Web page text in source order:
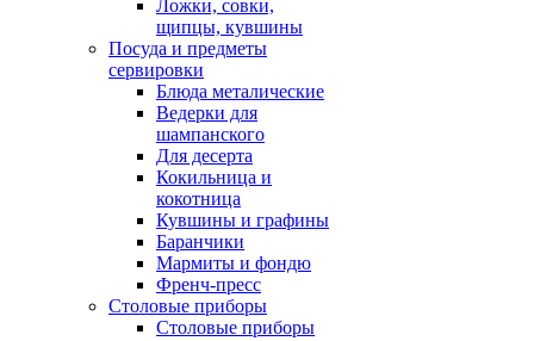
Ложки, совки,
щипцы, кувшины
Посуда и предметы
сервировки
Блюда металические
Ведерки для
шампанского
Для десерта
Кокильница и
кокотница
Кувшины и графины
Баранчики
Мармиты и фондю
Френч-пресс
Столовые приборы
Столовые приборы